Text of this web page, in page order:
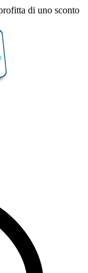
di uno sconto